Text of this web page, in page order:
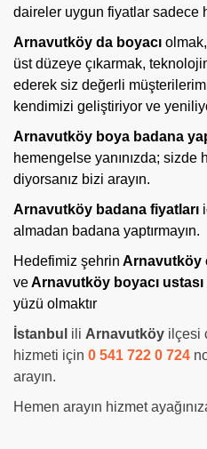
daireler uygun fiyatlar sadece
Arnavutköy da boyacı
üst düzeye çıkarmak,
ederek siz değerli
kendimizi geliştiriyor ve
Arnavutköy boya badana
hemengelse yanınızda; sizde
diyorsanız bizi arayın.
Arnavutköy badana fiyatları
almadan badana yaptırmayın.
Hedefimiz şehrin Arnavutköy
veArnavutköy boyacı ustası
yüzü olmaktır
İstanbul ili Arnavutköy ilçesi
hizmeti için 0 541 722 0 724
arayın.
Hemen arayın hizmet